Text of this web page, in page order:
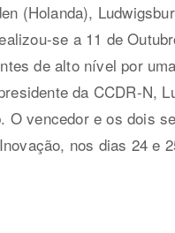
(Holanda),
se a 11 de
de alto nível por
da CCDR-N,
O vencedor e os dois
nos dias 24 e